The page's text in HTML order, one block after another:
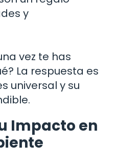
y
vez te has
La respuesta es
universal y su
Impacto en